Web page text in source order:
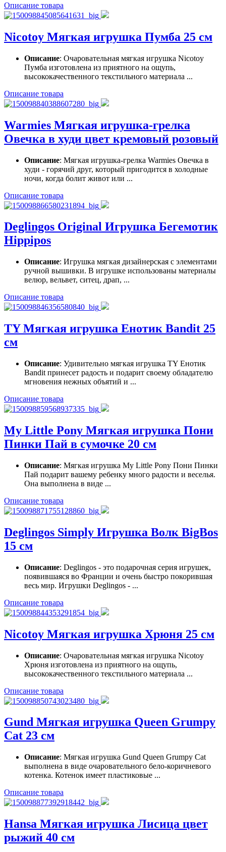
Описание товара
Nicotoy Мягкая игрушка Пумба 25 см
Описание: Очаровательная мягкая игрушка Nicotoy
Пумба изготовлена из приятного на ощупь,
высококачественного текстильного материала ...
Описание товара
Warmies Мягкая игрушка-грелка
Овечка в худи цвет кремовый розовый
Описание: Мягкая игрушка-грелка Warmies Овечка в
худи - горячий друг, который пригодится в холодные
ночи, когда болит живот или ...
Описание товара
Deglingos Original Игрушка Бегемотик
Hippipos
Описание: Игрушка мягкая дизайнерская с элементами
ручной вышивки. В игрушке использованы материалы
велюр, вельвет, ситец, драп, ...
Описание товара
TY Мягкая игрушка Енотик Bandit 25
см
Описание: Удивительно мягкая игрушка TY Енотик
Bandit принесет радость и подарит своему обладателю
мгновения нежных объятий и ...
Описание товара
My Little Pony Мягкая игрушка Пони
Пинки Пай в сумочке 20 см
Описание: Мягкая игрушка My Little Pony Пони Пинки
Пай подарит вашему ребенку много радости и веселья.
Она выполнена в виде ...
Описание товара
Deglingos Simply Игрушка Волк BigBos
15 см
Описание: Deglingos - это подарочная серия игрушек,
появившаяся во Франции и очень быстро покорившая
весь мир. Игрушки Deglingos - ...
Описание товара
Nicotoy Мягкая игрушка Хрюня 25 см
Описание: Очаровательная мягкая игрушка Nicotoy
Хрюня изготовлена из приятного на ощупь,
высококачественного текстильного материала ...
Описание товара
Gund Мягкая игрушка Queen Grumpy
Cat 23 см
Описание: Мягкая игрушка Gund Queen Grumpy Cat
выполнена в виде очаровательного бело-коричневого
котенка. Котенок имеет пластиковые ...
Описание товара
Hansa Мягкая игрушка Лисица цвет
рыжий 40 см